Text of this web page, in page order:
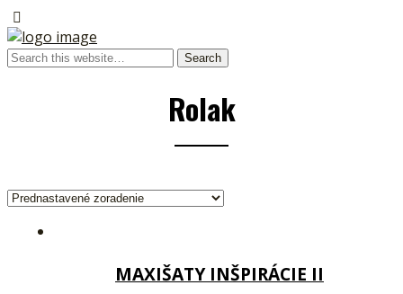
Rolak
MAXIŠATY INŠPIRÁCIE II